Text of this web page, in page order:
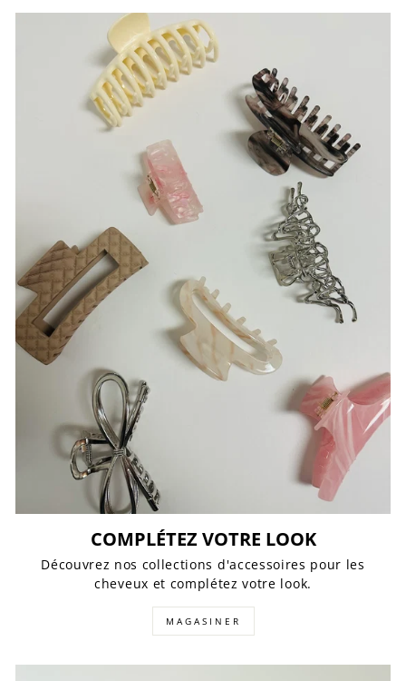
COMPLÉTEZ VOTRE LOOK
Découvrez nos collections d'accessoires pour les
cheveux et complétez votre look.
MAGASINER